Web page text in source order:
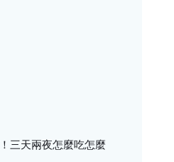
三天兩夜怎麼吃怎麼